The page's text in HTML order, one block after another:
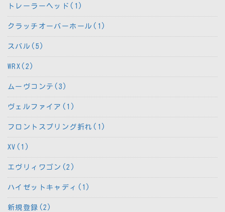
トレーラーヘッド(1)
クラッチオーバーホール(1)
スバル(5)
WRX(2)
ムーヴコンテ(3)
ヴェルファイア(1)
フロントスプリング折れ(1)
XV(1)
エヴリィワゴン(2)
ハイゼットキャディ(1)
新規登録(2)